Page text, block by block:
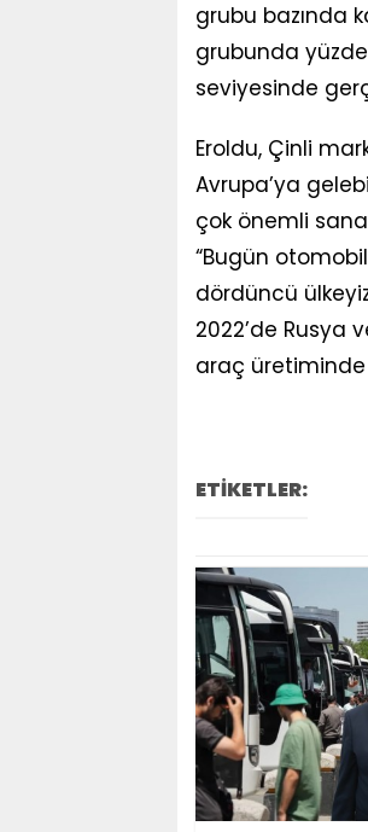
grubu bazında
grubunda
seviyesinde
Eroldu, Çinli
Avrupa’ya
çok önemli
“Bugün
dördüncü
2022’de Rusya
araç üretiminde
ETİKETLER: